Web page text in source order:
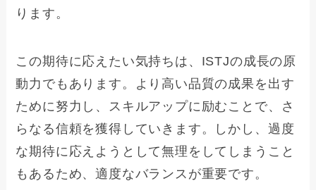
ります。
この期待に応えたい気持ちは、ISTJの成長の原
動力でもあります。より高い品質の成果を出す
ために努力し、スキルアップに励むことで、さ
らなる信頼を獲得していきます。しかし、過度
な期待に応えようとして無理をしてしまうこと
もあるため、適度なバランスが重要です。